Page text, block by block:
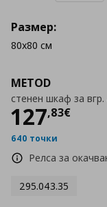
METOD
стенен шкаф за
127,83€
Цена
640 точки
Релса за
295.043.35
Размер:
80x80 см